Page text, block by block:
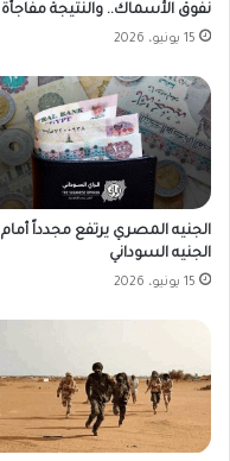
نفوق الأسماك.. والنتيجة مفاجأة
15 يونيو، 2026
الجنيه المصري يرتفع مجدداً أمام
الجنيه السوداني
15 يونيو، 2026